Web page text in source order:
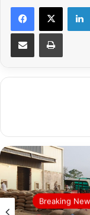
Facebook
X
Share via Email Print
आसपास